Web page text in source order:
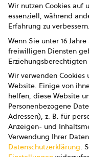
Wir nutzen Cookies auf
essenziell, während
Erfahrung zu verbessern.
Wenn Sie unter 16
freiwilligen Diensten
Wir verwenden
Website. Einige von
helfen, diese Website
Personenbezogene
Adressen), z. B. für
Anzeigen- und
Verwendung Ihrer
Datenschutzerklärung.